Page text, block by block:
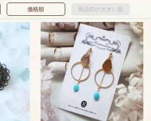
価格順 商品IDの大きい順